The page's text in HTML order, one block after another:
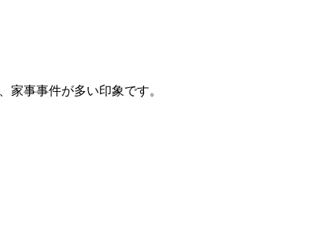
家事事件が多い印象です。